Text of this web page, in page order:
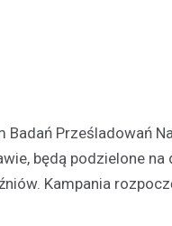
Badań Prześladowań
będą podzielone na
Kampania